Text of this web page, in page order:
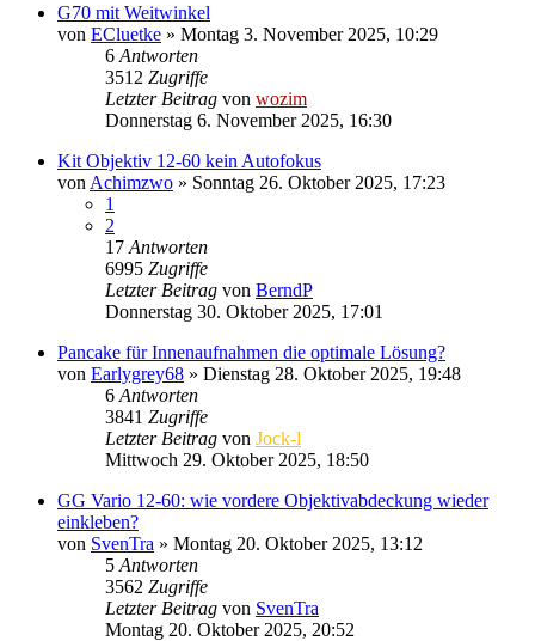
G70 mit Weitwinkel
von ECluetke » Montag 3. November 2025, 10:29
6 Antworten
3512 Zugriffe
Letzter Beitrag von wozim
Donnerstag 6. November 2025, 16:30
Kit Objektiv 12-60 kein Autofokus
von Achimzwo » Sonntag 26. Oktober 2025, 17:23
1
2
17 Antworten
6995 Zugriffe
Letzter Beitrag von BerndP
Donnerstag 30. Oktober 2025, 17:01
Pancake für Innenaufnahmen die optimale Lösung?
von Earlygrey68 » Dienstag 28. Oktober 2025, 19:48
6 Antworten
3841 Zugriffe
Letzter Beitrag von Jock-l
Mittwoch 29. Oktober 2025, 18:50
GG Vario 12-60: wie vordere Objektivabdeckung wieder
einkleben?
von SvenTra » Montag 20. Oktober 2025, 13:12
5 Antworten
3562 Zugriffe
Letzter Beitrag von SvenTra
Montag 20. Oktober 2025, 20:52